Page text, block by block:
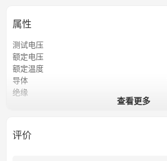
属性
测试电压
额定电压
额定温度
导体
绝缘
易燃性等级
参考标准
查看更多
评价